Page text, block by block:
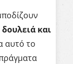
και
αυτό το